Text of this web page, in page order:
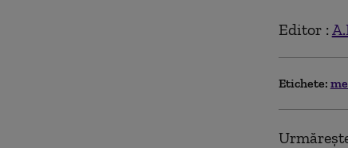
Editor :
Etichete: